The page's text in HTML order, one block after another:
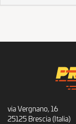
via Vergnano, 16
25125 Brescia (Italia)